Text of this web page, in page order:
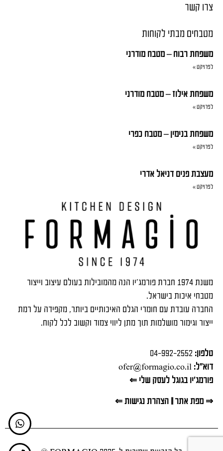
צרו קשר
מטבחים מבתי לקוחות
משפחת רבוח – מטבח מודרני
לפרויקט »
משפחת אילוז – מטבח מודרני
לפרויקט »
משפחת בנימין – מטבח כפרי
לפרויקט »
מעצבת פנים דניאל אדרי
לפרויקט »
משנת 1974 חברת פורמג'יו הנה מהמובילות בעולם עיצוב וייצור
מטבחי איכות בישראל.
החברה עובדת עם חומרי הגלם האיכותיים ביותר, מקפידה על רמת
ייצור וגימור מושלמות תוך מתן ליווי צמוד וקשוב לכל לקוח.
טלפון: 04-992-2552
דוא"ל:
פורמג'יו בגוגל לעסק שלי ⇐
⇒ מפת אתר הצהרת נגישות ⇐